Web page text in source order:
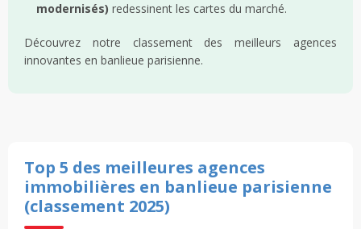
modernisés) redessinent les cartes du marché.
Découvrez notre classement des meilleurs agences
innovantes en banlieue parisienne.
Top 5 des meilleures agences
immobilières en banlieue parisienne
(classement 2025)